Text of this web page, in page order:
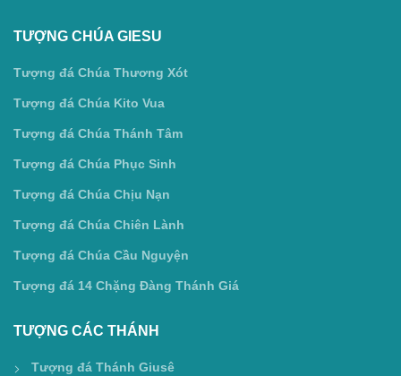
TƯỢNG CHÚA GIESU
Tượng đá Chúa Thương Xót
Tượng đá Chúa Kito Vua
Tượng đá Chúa Thánh Tâm
Tượng đá Chúa Phục Sinh
Tượng đá Chúa Chịu Nạn
Tượng đá Chúa Chiên Lành
Tượng đá Chúa Cầu Nguyện
Tượng đá 14 Chặng Đàng Thánh Giá
TƯỢNG CÁC THÁNH
Tượng đá Thánh Giusê